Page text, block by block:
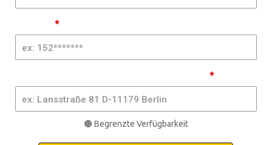
*
*
🟠 Begrenzte Verfügbarkeit